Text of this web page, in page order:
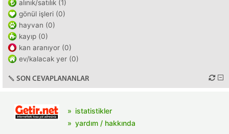
alınık/satılık (1)
gönül işleri (0)
hayvan (0)
kayıp (0)
kan aranıyor (0)
ev/kalacak yer (0)
SON CEVAPLANANLAR
istatistikler
yardım / hakkında